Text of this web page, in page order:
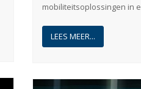
mobiliteitsoplossingen in
LEES MEER...